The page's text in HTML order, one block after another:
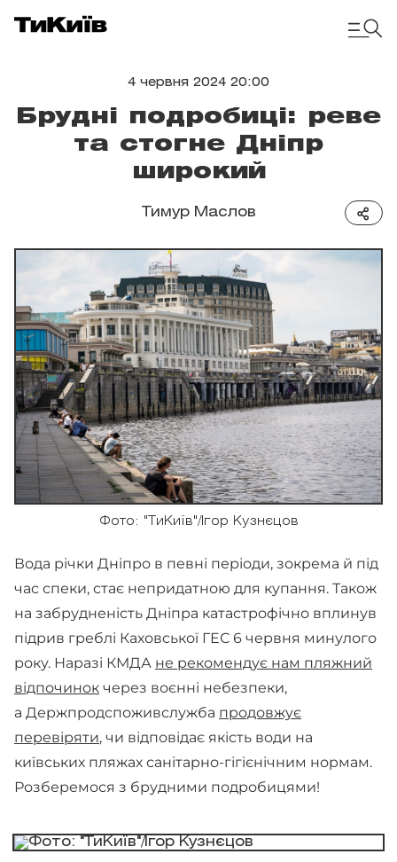
4 червня 2024 20:00
Брудні подробиці: реве
та стогне Дніпр
широкий
Тимур Маслов
Фото: "ТиКиїв"/Ігор Кузнєцов
Вода річки Дніпро в певні періоди, зокрема й під
час спеки, стає непридатною для купання. Також
на забрудненість Дніпра катастрофічно вплинув
підрив греблі Каховської ГЕС 6 червня минулого
року. Наразі КМДА не рекомендує нам пляжний
відпочинок через воєнні небезпеки,
а Держпродспоживслужба продовжує
перевіряти, чи відповідає якість води на
київських пляжах санітарно-гігієнічним нормам.
Розберемося з брудними подробицями!